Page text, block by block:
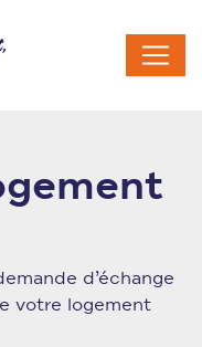
d’échange
votre logement